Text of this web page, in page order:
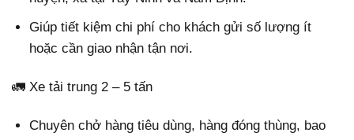
Giúp tiết kiệm chi phí cho khách gửi số lượng ít
hoặc cần giao nhận tận nơi.
🚛 Xe tải trung 2 – 5 tấn
Chuyên chở hàng tiêu dùng, hàng đóng thùng, bao